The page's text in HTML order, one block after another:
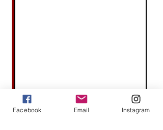
Hvilken størrelse ønsker du?
Facebook Email Instagram